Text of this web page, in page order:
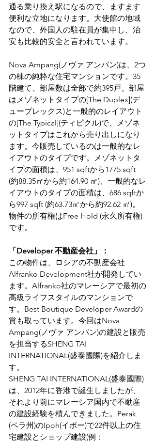
通る乗り換え駅になるので、ますます
便利な立地になります。大使館の地域
なので、外国人の駐在員が集中し、治
安も比較的安全と言われています。
Nova Ampang(ノヴァ アンパン)は、2つ
の棟の純粋な住宅マンションです。35
階建て、部屋数は全部で約395戸。部屋
はメゾネットタイプの[The Duplex](デ
ュープレックス)と一般的のレイアウト
の[The Typical](ティピクル)で、メゾネ
ットタイプはこれから売り出しになり
ます。今販売しているのは一般的なレ
イアウトのタイプです。メゾネットタ
イプの面積は、951 sqftから1775 sqft
(約88.35㎡から約164.90 ㎡)、一般的なレ
イアウトのタイプの面積は、686 sqftか
ら997 sqft (約63.73㎡から約92.62 ㎡)。
物件の所有権はFree Hold (永久所有権)
です。
「Developer 不動産会社」：
この物件は、ロシアの不動産会社
Alfranko Development社が開発してい
ます。Alfranko社のマレーシアで最初の
高級ライフスタイルのマンションで
す。Best Boutique Developer Awardの
賞も取っています。今回はNova
Ampang(ノヴァ アンパン)の建設と販売
を担当するSHENG TAI
INTERNATIONAL(盛泰國際)を紹介しま
す。
SHENG TAI INTERNATIONAL(盛泰國際)
は、2012年に香港で誕生しましたが、
それより前にマレーシア国内で不動産
の建設経験を積んできました。Perak
(ペラ州)のIpoh(イポー)で22件以上の住
宅建設とショップ建設(例：